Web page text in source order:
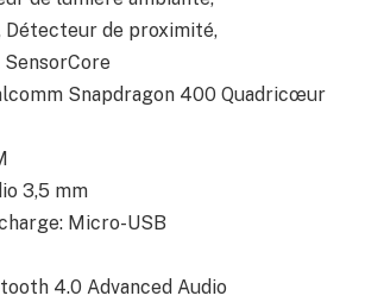
de proximité,
Snapdragon 400 Quadricœur
3,5 mm
Micro-USB
4.0 Advanced Audio